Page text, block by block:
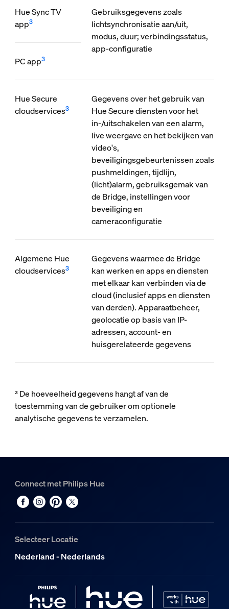
Hue Sync TV
app3
Gebruiksgegevens zoals
lichtsynchronisatie aan/uit,
modus, duur; verbindingsstatus,
app-configuratie
PC app3
Hue Secure
cloudservices3
Gegevens over het gebruik van
Hue Secure diensten voor het
in-/uitschakelen van een alarm,
live weergave en het bekijken van
video's,
beveiligingsgebeurtenissen zoals
pushmeldingen, tijdlijn,
(licht)alarm, gebruiksgemak van
de Bridge, instellingen voor
beveiliging en
cameraconfiguratie
Algemene Hue
cloudservices3
Gegevens waarmee de Bridge
kan werken en apps en diensten
met elkaar kan verbinden via de
cloud (inclusief apps en diensten
van derden). Apparaatbeheer,
geolocatie op basis van IP-
adressen, account- en
huisgerelateerde gegevens
³ De hoeveelheid gegevens hangt af van de
toestemming van de gebruiker om optionele
analytische gegevens te verzamelen.
Connect met Philips Hue
Selecteer Locatie
Nederland - Nederlands